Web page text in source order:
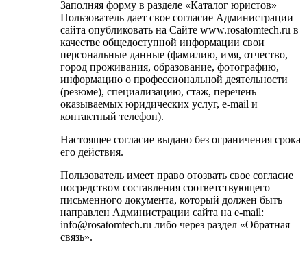
Заполняя форму в разделе «Каталог юристов»
Пользователь дает свое согласие Администрации
сайта опубликовать на Сайте www.rosatomtech.ru в
качестве общедоступной информации свои
персональные данные (фамилию, имя, отчество,
город проживания, образование, фотографию,
информацию о профессиональной деятельности
(резюме), специализацию, стаж, перечень
оказываемых юридических услуг, e-mail и
контактный телефон).
Настоящее согласие выдано без ограничения срока
его действия.
Пользователь имеет право отозвать свое согласие
посредством составления соответствующего
письменного документа, который должен быть
направлен Администрации сайта на e-mail:
info@rosatomtech.ru либо через раздел «Обратная
связь».